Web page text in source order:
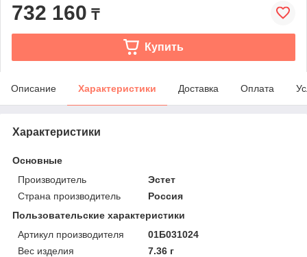
732 160 ₸
Купить
Описание Характеристики Доставка Оплата
Характеристики
Основные
Производитель
Эстет
Страна производитель
Россия
Пользовательские характеристики
Артикул производителя
01Б031024
Вес изделия
7.36 г